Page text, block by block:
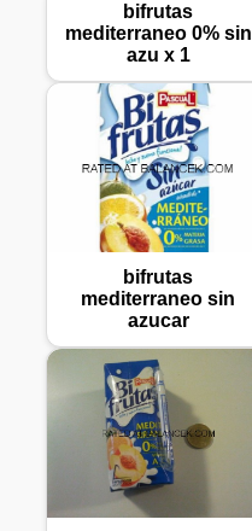
bifrutas
mediterraneo 0% sin
azu x 1
bifrutas
mediterraneo sin
azucar